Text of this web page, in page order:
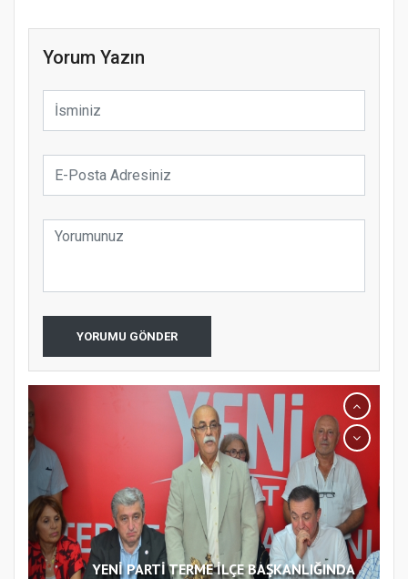
Yorum Yazın
YORUMU GÖNDER
YENİ PARTİ TERME İLÇE BAŞKANLIĞINDA